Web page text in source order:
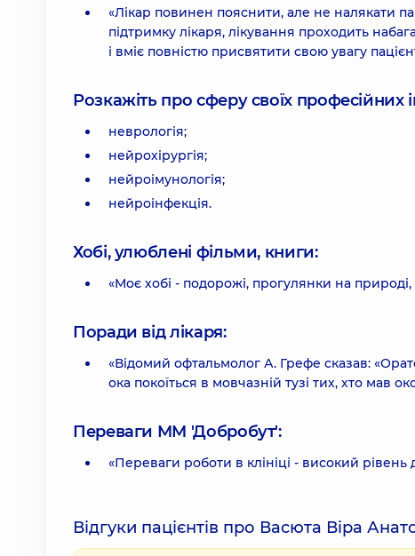
«Лікар повинен пояснити, але не налякати
підтримку лікаря, лікування проходить
і вміє повністю присвятити свою увагу
Розкажіть про сферу своїх професійних
неврологія;
нейрохірургія;
нейроімунологія;
нейроінфекція.
Хобі, улюблені фільми, книги:
«Моє хобі - подорожі, прогулянки на
Поради від лікаря:
«Відомий офтальмолог А. Грефе сказав:
ока покоїться в мовчазній тузі тих, хто мав
Переваги ММ 'Добробут':
«Переваги роботи в клініці - високий
Відгуки пацієнтів про Васюта Віра